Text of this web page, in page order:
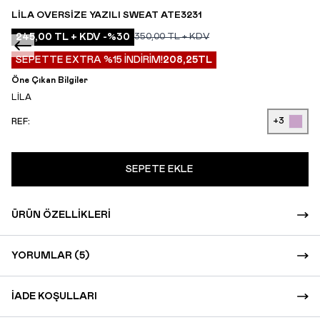
LILA OVERSIZE YAZILI SWEAT ATE3231
245,00 TL + KDV -%30 350,00TL + KDV
SEPETTE EXTRA %15 İNDİRİM!208,25TL
Öne Çıkan Bilgiler
LİLA
REF: +3
SEPETE EKLE
ÜRÜN ÖZELLIKLERI
YORUMLAR (5)
İADE KOŞULLARI